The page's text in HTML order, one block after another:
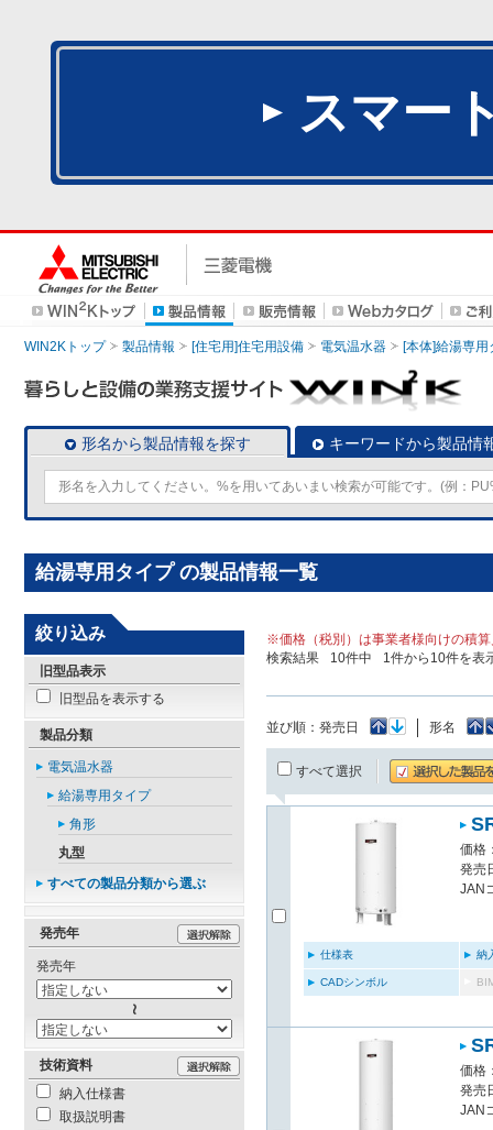
スマー
WIN2Kトップ 製品情報 [住宅用]住宅用設備 電気温水器 [本体]給湯専用
形名から製品情報を探す キーワードから製品情
給湯専用タイプ の製品情報一覧
※価格（税別）は事業者様向けの積
検索結果
10件中 1件から 10件を表
並び順： 発売日 形名
すべて選択
価格
発売
JAN
仕様表 納
CADシンボル
価格
発売
JAN
絞り込み
旧型品表示
旧型品を表示する
製品分類
電気温水器
給湯専用タイプ
角形
丸型
すべての製品分類から選ぶ
発売年
発売年
技術資料
納入仕様書
取扱説明書